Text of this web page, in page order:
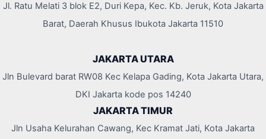
Jl. Ratu Melati 3 blok E2, Duri Kepa, Kec. Kb. Jeruk, Kota Jakarta
Barat, Daerah Khusus Ibukota Jakarta 11510
JAKARTA UTARA
Jln Bulevard barat RW08 Kec Kelapa Gading, Kota Jakarta Utara,
DKI Jakarta kode pos 14240
JAKARTA TIMUR
Jln Usaha Kelurahan Cawang, Kec Kramat Jati, Kota Jakarta